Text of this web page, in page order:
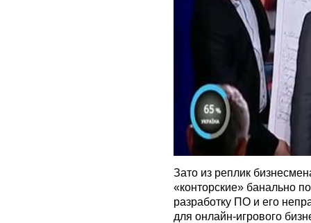
Зато из реплик
«конторские» банально
разработку ПО и его
для онлайн-игрового